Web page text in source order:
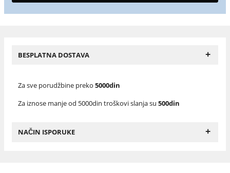
BESPLATNA DOSTAVA +
Za sve porudžbine preko 5000din
Za iznose manje od 5000din troškovi slanja su 500din
NAČIN ISPORUKE +